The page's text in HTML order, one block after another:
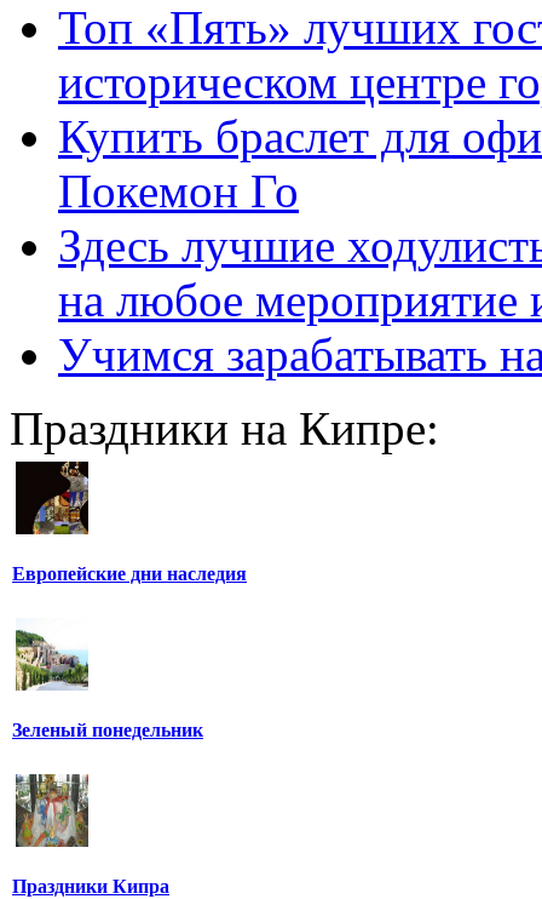
Топ «Пять» лучших
историческом центре
Купить браслет для
Покемон Го
Здесь лучшие
на любое мероприятие
Учимся зарабатывать
Праздники на Кипре:
Европейские дни наследия
Зеленый понедельник
Праздники Кипра